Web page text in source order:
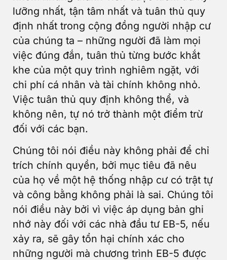
lưỡng nhất, tận tâm nhất và tuân thủ quy
định nhất trong cộng đồng người nhập cư
của chúng ta – những người đã làm mọi
việc đúng đắn, tuân thủ từng bước khắt
khe của một quy trình nghiêm ngặt, với
chi phí cá nhân và tài chính không nhỏ.
Việc tuân thủ quy định không thể, và
không nên, tự nó trở thành một điểm trừ
đối với các bạn.
Chúng tôi nói điều này không phải để chỉ
trích chính quyền, bởi mục tiêu đã nêu
của họ về một hệ thống nhập cư có trật tự
và công bằng không phải là sai. Chúng tôi
nói điều này bởi vì việc áp dụng bản ghi
nhớ này đối với các nhà đầu tư EB-5, nếu
xảy ra, sẽ gây tổn hại chính xác cho
những người mà chương trình EB-5 được